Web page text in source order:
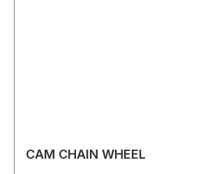
CAM CHAIN WHEEL